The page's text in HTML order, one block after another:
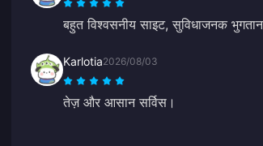
बहुत विश्वसनीय साइट, सुविधाजनक
Karlotia2026/08/03
तेज़ और आसान सर्विस।